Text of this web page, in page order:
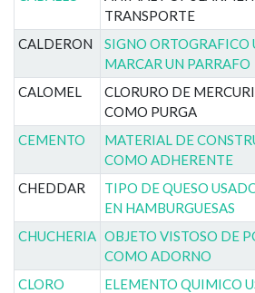
TRANSPORTE
CALDERON
SIGNO ORTOGRAFICO
MARCAR UN PARRAFO
CALOMEL
CLORURO DE
COMO PURGA
CEMENTO
MATERIAL DE
COMO ADHERENTE
CHEDDAR
TIPO DE QUESO
EN HAMBURGUESAS
CHUCHERIA OBJETO VISTOSO DE
COMO ADORNO
CLORO
ELEMENTO QUIMICO